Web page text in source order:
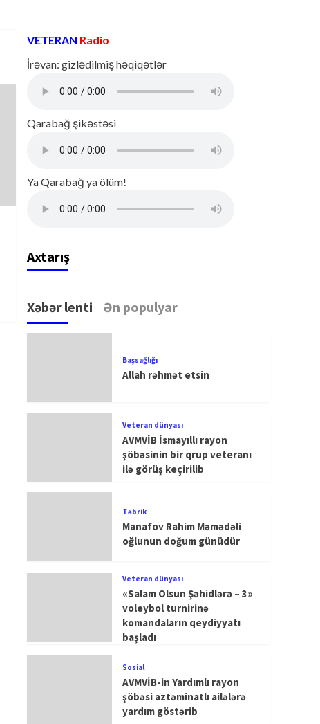
VETERAN Radio
İrəvan: gizlədilmiş həqiqətlər
Qarabağ şikəstəsi
Ya Qarabağ ya ölüm!
Axtarış
Xəbər lenti Ən populyar
Başsağlığı
Allah rəhmət etsin
Veteran dünyası
AVMVİB İsmayıllı rayon
şöbəsinin bir qrup veteranı
ilə görüş keçirilib
Təbrik
Manafov Rahim Məmədəli
oğlunun doğum günüdür
Veteran dünyası
«Salam Olsun Şəhidlərə – 3»
voleybol turnirinə
komandaların qeydiyyatı
başladı
Sosial
AVMVİB-in Yardımlı rayon
şöbəsi aztəminatlı ailələrə
yardım göstərib